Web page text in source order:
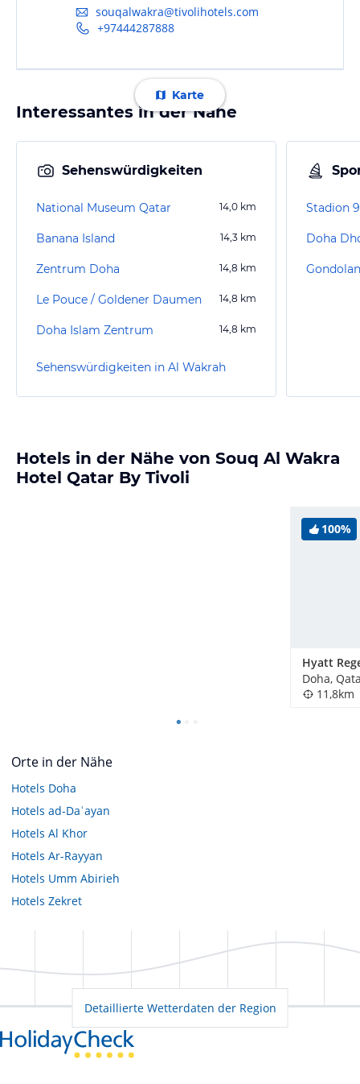
souqalwakra@tivolihotels.com
+97444287888
Karte
Interessantes in der Nähe
Sehenswürdigkeiten
National Museum Qatar 14,0 km
Banana Island 14,3 km
Zentrum Doha 14,8 km
Le Pouce / Goldener Daumen 14,8 km
Doha Islam Zentrum 14,8 km
Sehenswürdigkeiten in Al Wakrah
Doha
Hotels in der Nähe von Souq Al Wakra
Hotel Qatar By Tivoli
100%
Doha,
11,8km
Orte in der Nähe
Hotels Doha
Hotels ad-Daʿayan
Hotels Al Khor
Hotels Ar-Rayyan
Hotels Umm Abirieh
Hotels Zekret
Detaillierte Wetterdaten der Region